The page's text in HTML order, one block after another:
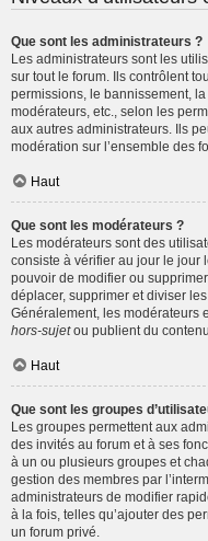
Que sont les administrateurs ?
Les administrateurs sont les
sur tout le forum. Ils contrôlent
permissions, le bannissement,
modérateurs, etc., selon les
aux autres administrateurs. Ils
modération sur l’ensemble des
Haut
Que sont les modérateurs ?
Les modérateurs sont des
consiste à vérifier au jour le jour
pouvoir de modifier ou
déplacer, supprimer et diviser
Généralement, les modérateurs
hors-sujetou publient du
Haut
Que sont les groupes
Les groupes permettent aux
des invités au forum et à ses
à un ou plusieurs groupes et
gestion des membres par
administrateurs de modifier
à la fois, telles qu’ajouter des
un forum privé.